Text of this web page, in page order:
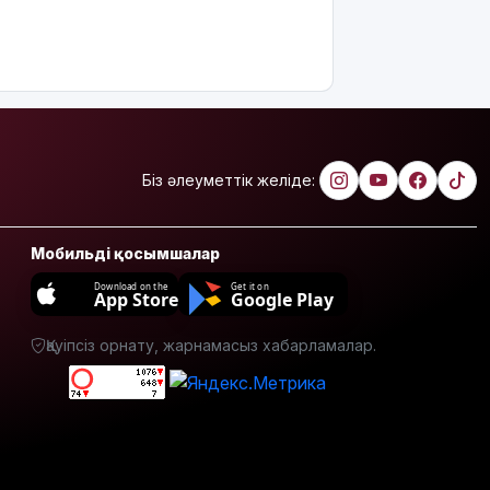
бола
қарсы жаңа
санкцияларын
қолдады
8 тамызға
арналған
ауа райы
Біз әлеуметтік желіде:
Мобильді қосымшалар
Download on the
App Store
Get it on
Google Play
Қауіпсіз орнату, жарнамасыз хабарламалар.